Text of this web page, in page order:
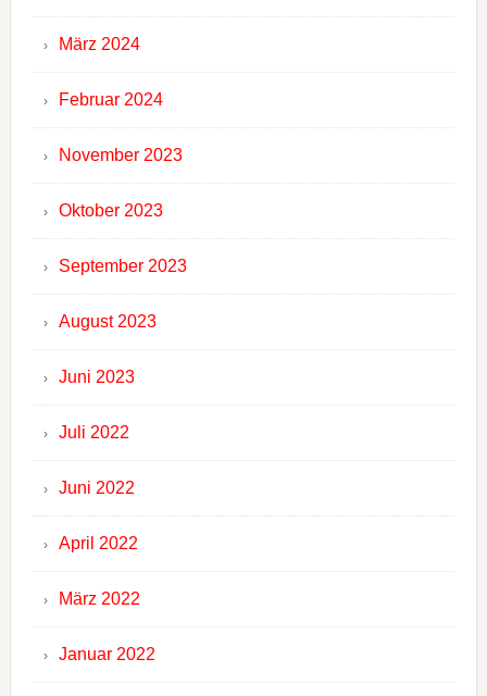
März 2024
Februar 2024
November 2023
Oktober 2023
September 2023
August 2023
Juni 2023
Juli 2022
Juni 2022
April 2022
März 2022
Januar 2022